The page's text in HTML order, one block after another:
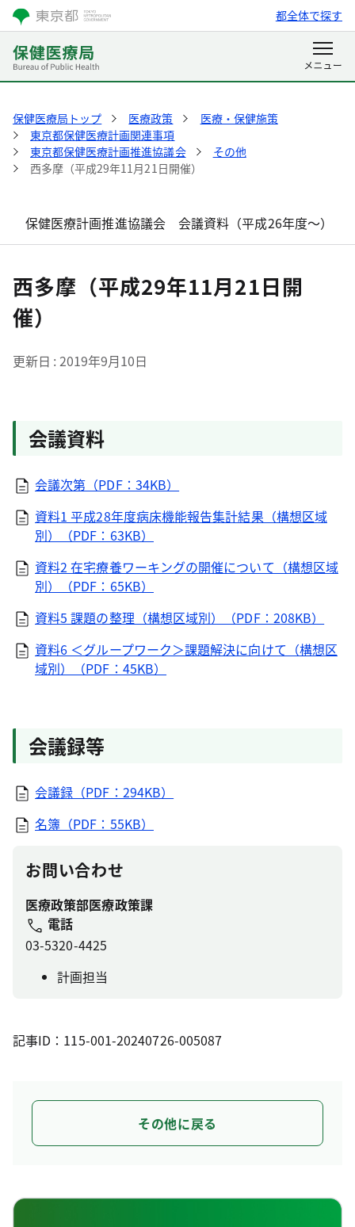
都全体で探す
保健医療局トップ 医療政策
医療・保健施策
東京都保健医療計画関連事項
東京都保健医療計画推進協議会
その他
西多摩（平成29年11月21日開催）
保健医療計画推進協議会 会議資料（平成26年度～）
西多摩（平成29年11月21日開
催）
更新日 2019年9月10日
会議資料
会議次第（PDF：34KB）
資料1 平成28年度病床機能報告集計結果（構想区域
別）（PDF：63KB）
資料2 在宅療養ワーキングの開催について（構想区域
別）（PDF：65KB）
資料5 課題の整理（構想区域別）（PDF：208KB）
資料6 ＜グループワーク＞課題解決に向けて（構想区
域別）（PDF：45KB）
会議録等
会議録（PDF：294KB）
名簿（PDF：55KB）
お問い合わせ
医療政策部医療政策課
電話
03-5320-4425
計画担当
記事ID：115-001-20240726-005087
その他に戻る